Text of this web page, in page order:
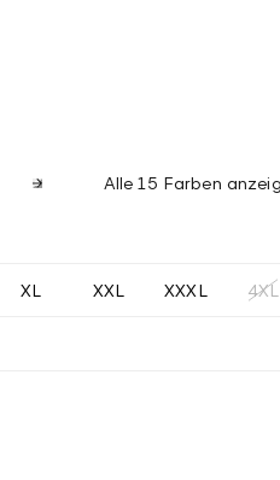
Alle 15 Farben
XL XXL XXXL 4XL